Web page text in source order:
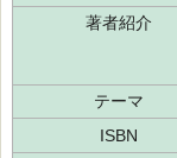
著者紹介
テーマ
ISBN